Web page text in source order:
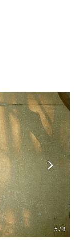
魅力を画面や操作の
派で骨太な評論連載
ームにまつわる言葉
ー文化史研究家・タ
5 / 8